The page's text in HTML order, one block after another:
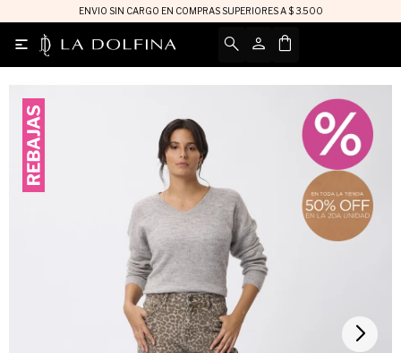
ENVIO SIN CARGO EN COMPRAS SUPERIORES A $ 3.500
